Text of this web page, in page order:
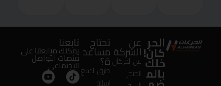
الحر
كان!
خلك
بالم
عن
الشركة
عن الحركان
المتجر
تحتاج
مساعد
ة؟
طرق الدفع
اسئلة
تابعنا
يمكنك متابعتنا على
منصات التواصل
الإجتماعى